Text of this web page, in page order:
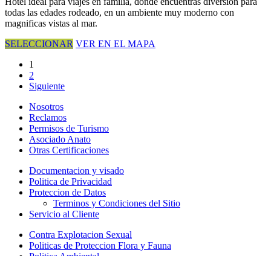
todas las edades rodeado, en un ambiente muy moderno con
magnificas vistas al mar.
SELECCIONAR VER EN EL MAPA
1
2
Siguiente
Nosotros
Reclamos
Permisos de Turismo
Asociado Anato
Otras Certificaciones
Documentacion y visado
Politica de Privacidad
Proteccion de Datos
Terminos y Condiciones del Sitio
Servicio al Cliente
Contra Explotacion Sexual
Politicas de Proteccion Flora y Fauna